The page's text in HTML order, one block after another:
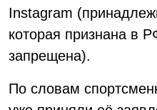
Instagram
которая признана в
запрещена).
По словам